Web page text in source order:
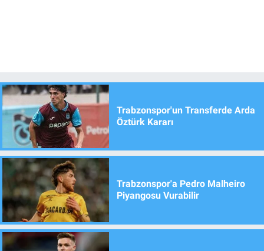
Trabzonspor'un Transferde Arda
Öztürk Kararı
Trabzonspor'a Pedro Malheiro
Piyangosu Vurabilir